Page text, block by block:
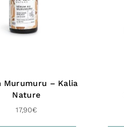
Murumuru – Kalia
Nature
17,90€